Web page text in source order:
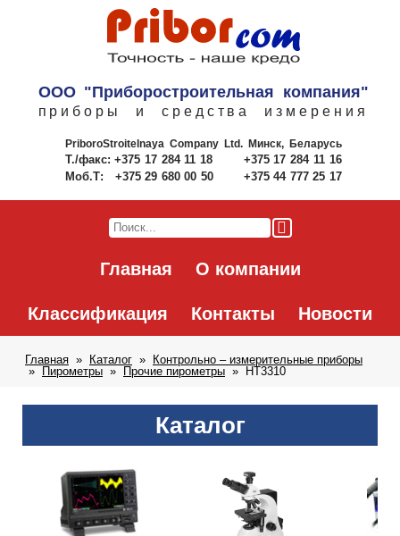
ООО "Приборостроительная компания"
приборы и средства измерения
PriboroStroitelnaya Company Ltd.Минск, Беларусь
Т./факс: +375 17 284 11 18
+375 17 284 11 16
Моб.Т:
+375 29 680 00 50 +375 44 777 25 17
Главная О компании
Классификация Контакты Новости
Главная Каталог
Контрольно – измерительные приборы
Пирометры
Прочие пирометры HT3310
Каталог